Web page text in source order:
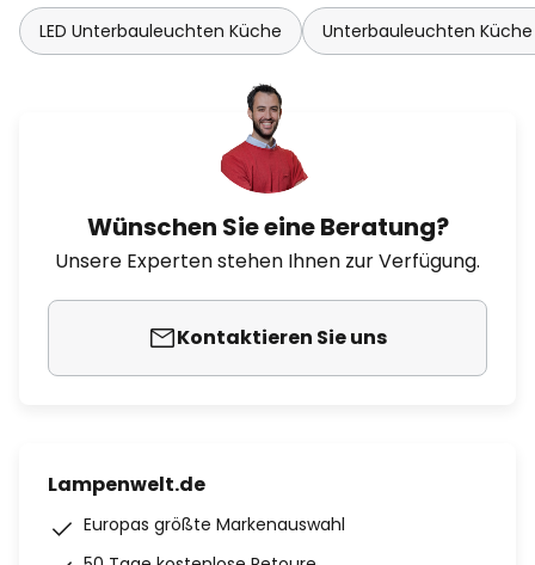
LED Unterbauleuchten Küche Unterbauleuchten
Wünschen Sie eine Beratung?
Unsere Experten stehen Ihnen zur Verfügung.
Kontaktieren Sie uns
Lampenwelt.de
Europas größte Markenauswahl